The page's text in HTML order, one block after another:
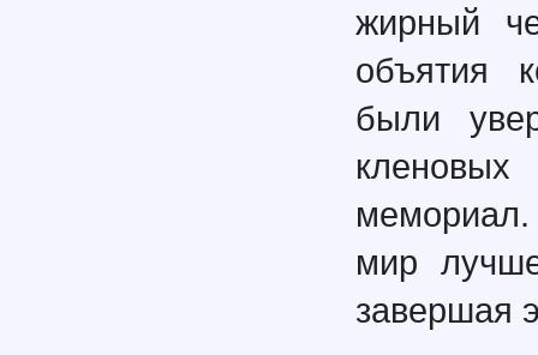
жирный
объятия
были
мир
завершая